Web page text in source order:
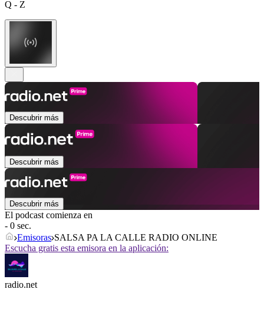
Q - Z
Descubrir más
Descubrir más
Descubrir más
El podcast comienza en
- 0 sec.
Emisoras SALSA PA LA CALLE RADIO ONLINE
Escucha gratis esta emisora en la aplicación:
radio.net